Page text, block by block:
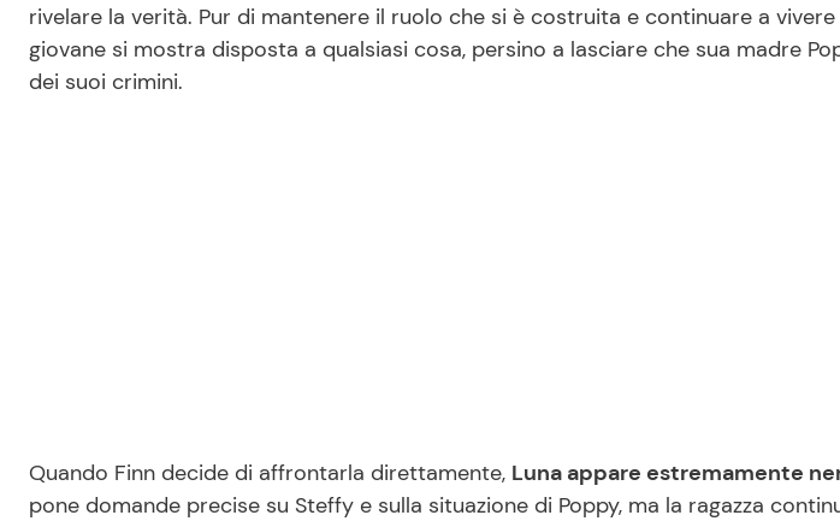
rivelare la verità. Pur di mantenere il ruolo che si è costruita e continuare a vivere
giovane si mostra disposta a qualsiasi cosa, persino a lasciare che sua madre
dei suoi crimini.
Quando Finn decide di affrontarla direttamente, Luna appare estremamente
pone domande precise su Steffy e sulla situazione di Poppy, ma la ragazza